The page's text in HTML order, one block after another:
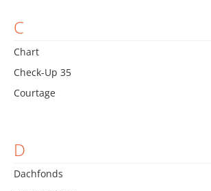
C
Chart
Check-Up 35
Courtage
D
Dachfonds